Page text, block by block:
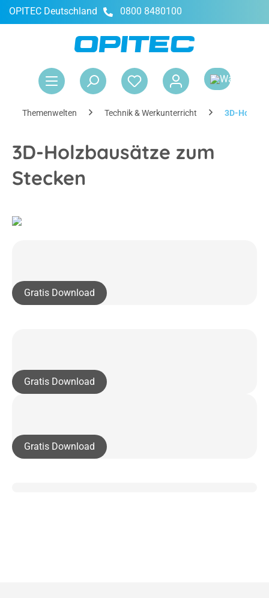
springen
OPITEC Deutschland 0800 8480100
Themenwelten Technik & Werkunterricht 3D-
3D-Holzbausätze zum
Stecken
Gratis Download
Gratis Download
Gratis Download